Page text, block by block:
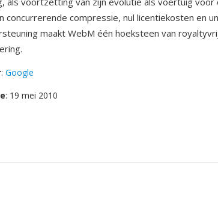
concurrerende compressie, nul licentiekosten en
maakt WebM één hoeksteen van
: Google
: 19 mei 2010